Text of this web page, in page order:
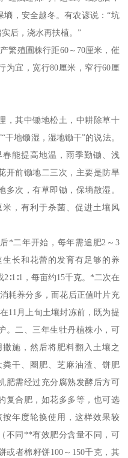
，安全越冬。有农谚说：“坑
后，浇水再扶植。”
繁殖圃株行距60～70厘米，催
为宜，宽行80厘米，窄行60厘
，其中锄地松土，中耕除草十
地锄湿，湿地锄干”的说法。
能提高地温，雨季勤锄、浅
开前锄地二三次，主要是防旱
次，有草即锄，保墒散湿。
，有利于杀菌、促进土壤风
*二年开始，每年需追肥2～3
长和花蕾的发育有足够的养
，每亩约15千克。*二次在
耗养分多，而花后正值叶片充
11月上旬土壤封冻前，既为提
。二、三年生牡丹植株小，可
施，然后将肥料翻入土壤之
干、圈肥、芝麻油渣、饼肥
肥需经过充分腐熟发酵后方可
复合肥，如花多多等，也可选
年度轮换使用，这样效果较
不同**有效肥分含量不同，可
或者棉籽饼100～150千克，其